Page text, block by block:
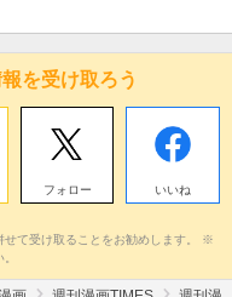
を受け取ろう
フォロー いいね
て受け取ることをお勧めします。 ※